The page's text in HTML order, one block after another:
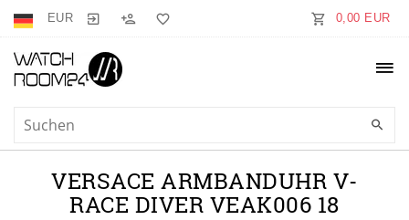
EUR 0,00 EUR
VERSACE ARMBANDUHR V-
RACE DIVER VEAK006 18